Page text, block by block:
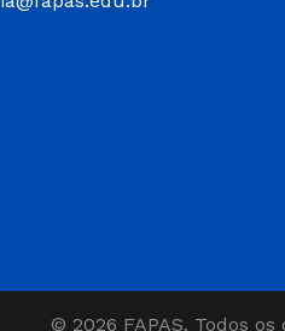
© 2026 FAPAS. Todos